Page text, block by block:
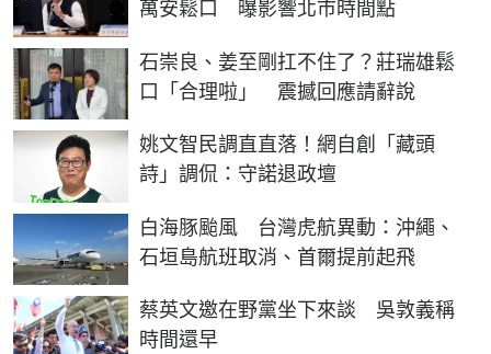
萬安鬆口 曝影響北市時間點
石崇良、姜至剛扛不住了？莊瑞雄鬆
口「合理啦」 震撼回應請辭說
姚文智民調直直落！網自創「藏頭
詩」調侃：守諾退政壇
白海豚颱風 台灣虎航異動：沖繩、
石垣島航班取消、首爾提前起飛
蔡英文邀在野黨坐下來談 吳敦義稱
時間還早